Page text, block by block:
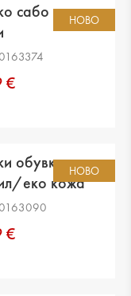
НОВО
сабо текстил
€
НОВО
обувки
еко кожа
€